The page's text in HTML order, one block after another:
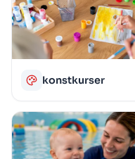
konstkurser